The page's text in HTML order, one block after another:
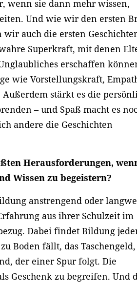
wenn sie dann mehr wissen,
Und wie wir den ersten
auch die ersten
Superkraft, mit denen
erschaffen
wie Vorstellungskraft,
stärkt es die
– und Spaß macht es
andere die Geschichten
Herausforderungen,
Wissen zu begeistern?
anstrengend oder
aus ihrer Schulzeit im
Dabei findet Bildung
Boden fällt, das
der einer Spur folgt. Die
Geschenk zu begreifen. Und